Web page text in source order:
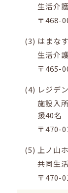
生活介
〒468-
(3) はまなす
生活介
〒465-
(4) レジデ
施設入
援40名
〒470-
(5) 上ノ山
共同生
〒470-